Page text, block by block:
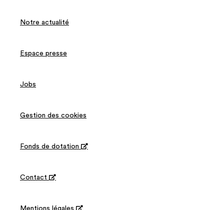
Notre actualité
Espace presse
Jobs
Gestion des cookies
Fonds de dotation 
Contact 
